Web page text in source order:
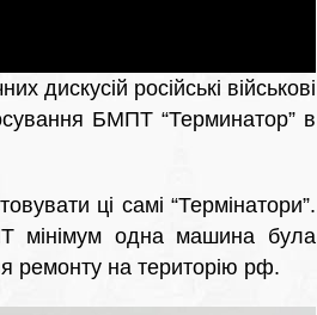
дискусій російські військові
БМПТ “Терминатор” в
ці самі “Термінатори”.
мінімум одна машина була
ремонту на територію рф.